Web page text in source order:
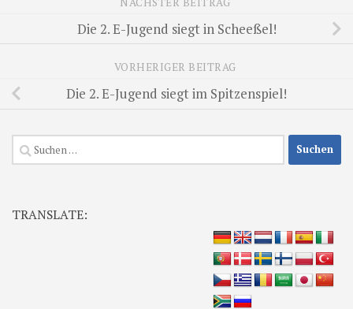
Die 2. E-Jugend siegt in Scheeßel!
VORHERIGER BEITRAG
Die 2. E-Jugend siegt im Spitzenspiel!
Suchen
nach:
TRANSLATE: